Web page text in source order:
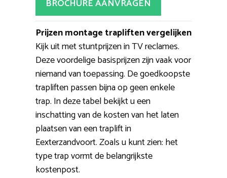
BROCHURE AANVRAGEN
Prijzen montage trapliften vergelijken
Kijk uit met stuntprijzen in TV reclames.
Deze voordelige basisprijzen zijn vaak voor
niemand van toepassing. De goedkoopste
trapliften passen bijna op geen enkele
trap. In deze tabel bekijkt u een
inschatting van de kosten van het laten
plaatsen van een traplift in
Eexterzandvoort. Zoals u kunt zien: het
type trap vormt de belangrijkste
kostenpost.